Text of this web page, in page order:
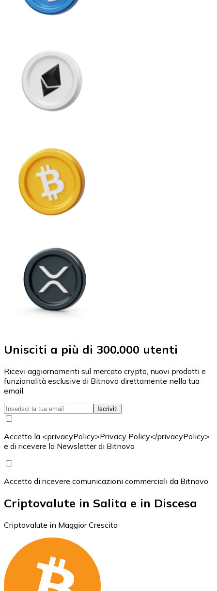
Unisciti a più di 300.000 utenti
Ricevi aggiornamenti sul mercato crypto, nuovi prodotti e
funzionalità esclusive di Bitnovo direttamente nella tua
email.
Iscriviti
Accetto la <privacyPolicy>Privacy Policy</privacyPolicy>
e di ricevere la Newsletter di Bitnovo
Accetto di ricevere comunicazioni commerciali da Bitnovo
Criptovalute in Salita e in Discesa
Criptovalute in Maggior Crescita